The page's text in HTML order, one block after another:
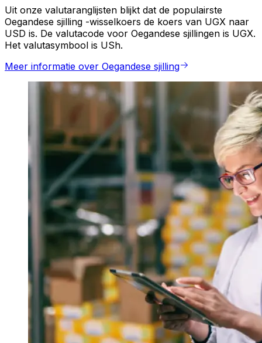
Uit onze valutaranglijsten blijkt dat de populairste
Oegandese sjilling -wisselkoers de koers van UGX naar
USD is. De valutacode voor Oegandese sjillingen is UGX.
Het valutasymbool is USh.
Meer informatie over Oegandese sjilling